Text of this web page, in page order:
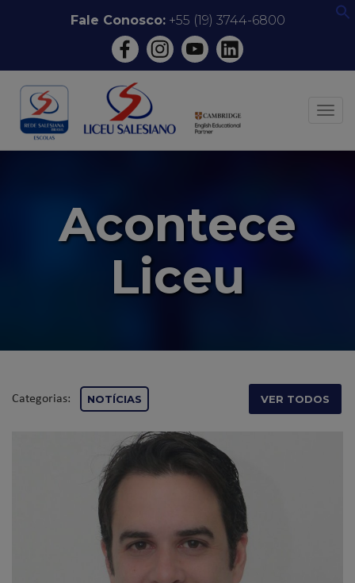
conteúdo
Fale Conosco:+55 (19) 3744-6800
Acontece
Liceu
Categorias: NOTÍCIAS VER TODOS